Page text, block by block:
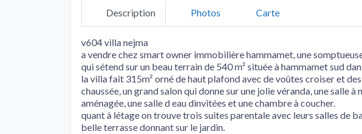
Description Photos Carte
v604 villa nejma
a vendre chez smart owner immobilière hammamet, une
qui sétend sur un beau terrain de 540 m² située à hammamet sud
la villa fait 315m² orné de haut plafond avec de voûtes croiser et
chaussée, un grand salon qui donne sur une jolie véranda, une salle
aménagée, une salle d eau dinvitées et une chambre à coucher.
quant à létage on trouve trois suites parentale avec leurs salles de
belle terrasse donnant sur le jardin.